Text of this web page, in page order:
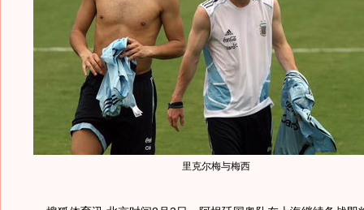
里克尔梅与梅西